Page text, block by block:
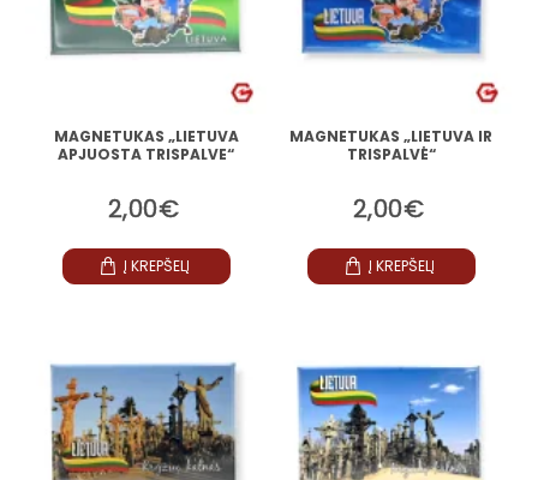
MAGNETUKAS „LIETUVA
APJUOSTA TRISPALVE“
2,00€
Į KREPŠELĮ
MAGNETUKAS „LIETUVA IR
TRISPALVĖ“
2,00€
Į KREPŠELĮ